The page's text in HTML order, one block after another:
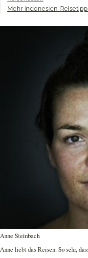
Mehr Indonesien-
Anne Steinbach
Anne liebt das Reisen. So sehr,